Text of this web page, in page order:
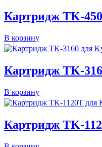
Картридж TK-
В корзину
Картридж TK-
В корзину
Картридж TK-